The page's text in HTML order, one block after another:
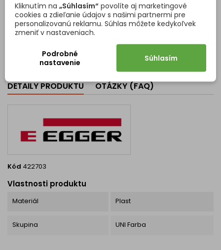
Vhodná pre dosky s hrúbkou
38 mm. Umožňuje estetické a
funkčné spojenie s
vodotesným zabezpečením
silikónu. Technické
parametre Výška profilu: 39
mm Šírka prekrytia (vrchná
pohľadová strana): 8 mm
Určené pre rádius dosiek: 3...
Cena
6,46 € Cena
4,18 €/sada
 Vložiť do košíka
DETAILY PRODUKTU OTÁZKY (FAQ)
Kód 422703
Vlastnosti produktu
Materiál Plast
Skupina UNI Farba
Kliknutím na „Súhlasím“ povolíte aj marketingové
cookies a zdieľanie údajov s našimi partnermi pre
personalizovanú reklamu. Súhlas môžete kedykoľvek
zmeniť v nastaveniach.
Podrobné
nastavenie
Súhlasím